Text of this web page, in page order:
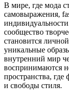
В мире, где мода
самовыражения,
сообщество
становится
уникальные
внутренний мир
воспринимаются
пространства,
и свободы стиля.